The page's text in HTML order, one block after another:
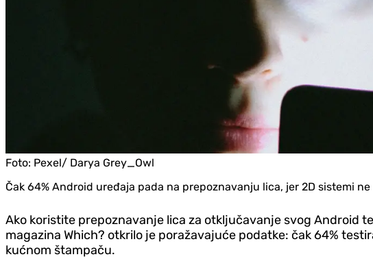
Foto: Pexel/ Darya Grey_Owl
Čak 64% Android uređaja pada na prepoznavanju lica, jer 2D sistemi
Ako koristite prepoznavanje lica za otključavanje svog Android
magazina Which? otkrilo je poražavajuće podatke: čak 64%
kućnom štampaču.